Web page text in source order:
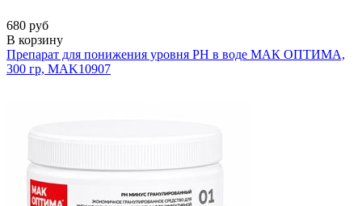
680 руб
В корзину
Препарат для понижения уровня РН в воде МАК ОПТИМА,
300 гр, MAK10907